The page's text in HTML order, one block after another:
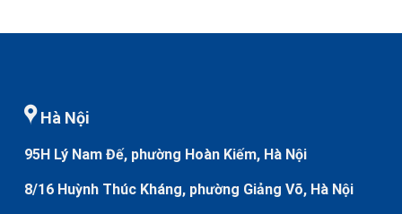
Hà Nội
95H Lý Nam Đế, phường Hoàn Kiếm, Hà Nội
8/16 Huỳnh Thúc Kháng, phường Giảng Võ, Hà Nội